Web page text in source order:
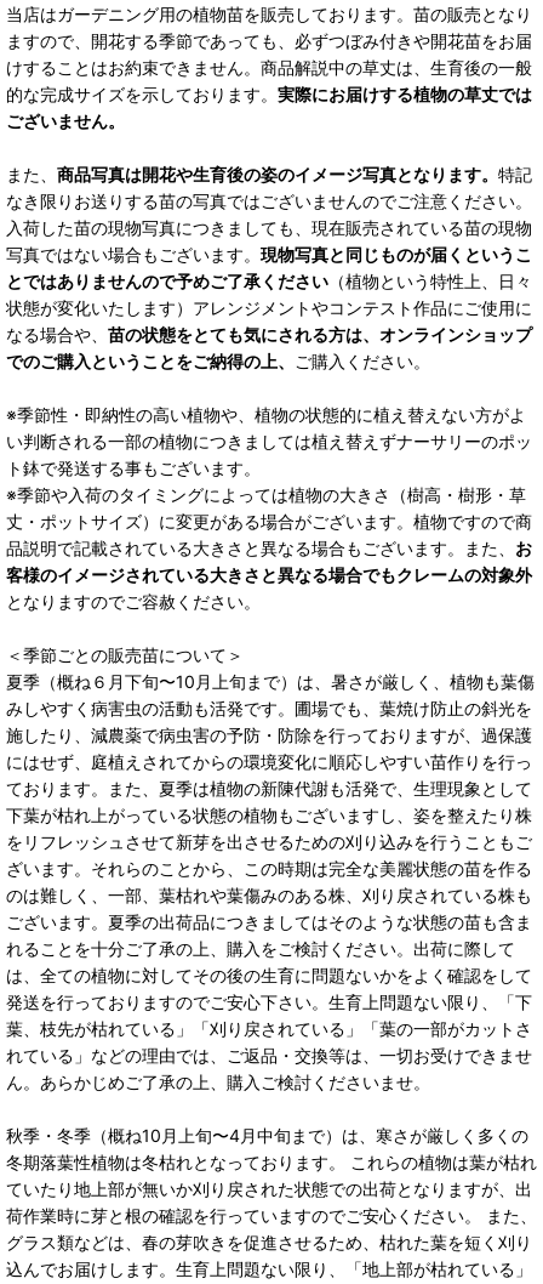
当店はガーデニング用の植物苗を販売しております。苗の販売となり
ますので、開花する季節であっても、必ずつぼみ付きや開花苗をお届
けすることはお約束できません。商品解説中の草丈は、生育後の一般
的な完成サイズを示しております。 実際にお届けする植物の草丈では
ございません。
また、 商品写真は開花や生育後の姿のイメージ写真となります。 特記
なき限りお送りする苗の写真ではございませんのでご注意ください。
入荷した苗の現物写真につきましても、現在販売されている苗の現物
写真ではない場合もございます。 現物写真と同じものが届くというこ
とではありませんので予めご了承ください （植物という特性上、日々
状態が変化いたします）アレンジメントやコンテスト作品にご使用に
なる場合や、 苗の状態をとても気にされる方は、オンラインショップ
でのご購入ということをご納得の上、
ご購入ください。
※季節性・即納性の高い植物や、植物の状態的に植え替えない方がよ
い判断される一部の植物につきましては植え替えずナーサリーのポッ
ト鉢で発送する事もございます。
※季節や入荷のタイミングによっては植物の大きさ（樹高・樹形・草
丈・ポットサイズ）に変更がある場合がございます。植物ですので商
品説明で記載されている大きさと異なる場合もございます。また、 お
客様のイメージされている大きさと異なる場合でもクレームの対象外
となりますのでご容赦ください。
＜季節ごとの販売苗について＞
夏季（概ね６月下旬〜10月上旬まで）は、暑さが厳しく、植物も葉傷
みしやすく病害虫の活動も活発です。圃場でも、葉焼け防止の斜光を
施したり、減農薬で病虫害の予防・防除を行っておりますが、過保護
にはせず、庭植えされてからの環境変化に順応しやすい苗作りを行っ
ております。また、夏季は植物の新陳代謝も活発で、生理現象として
下葉が枯れ上がっている状態の植物もございますし、姿を整えたり株
をリフレッシュさせて新芽を出させるための刈り込みを行うこともご
ざいます。それらのことから、この時期は完全な美麗状態の苗を作る
のは難しく、一部、葉枯れや葉傷みのある株、刈り戻されている株も
ございます。夏季の出荷品につきましてはそのような状態の苗も含ま
れることを十分ご了承の上、購入をご検討ください。出荷に際して
は、全ての植物に対してその後の生育に問題ないかをよく確認をして
発送を行っておりますのでご安心下さい。生育上問題ない限り、「下
葉、枝先が枯れている」「刈り戻されている」「葉の一部がカットさ
れている」などの理由では、ご返品・交換等は、一切お受けできませ
ん。あらかじめご了承の上、購入ご検討くださいませ。
秋季・冬季（概ね10月上旬〜4月中旬まで）は、寒さが厳しく多くの
冬期落葉性植物は冬枯れとなっております。 これらの植物は葉が枯れ
ていたり地上部が無いか刈り戻された状態での出荷となりますが、出
荷作業時に芽と根の確認を行っていますのでご安心ください。 また、
グラス類などは、春の芽吹きを促進させるため、枯れた葉を短く刈り
込んでお届けします。生育上問題ない限り、「地上部が枯れている」